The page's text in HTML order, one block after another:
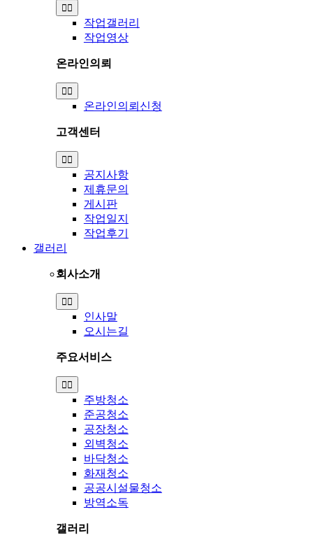
Toggle
Navigation
작업갤러리
작업영상
온라인의뢰
Toggle
Navigation
온라인의뢰신청
고객센터
Toggle
Navigation
공지사항
제휴문의
게시판
작업일지
작업후기
갤러리
회사소개
Toggle
Navigation
인사말
오시는길
주요서비스
Toggle
Navigation
주방청소
준공청소
공장청소
외벽청소
바닥청소
화재청소
공공시설물청소
방역소독
갤러리